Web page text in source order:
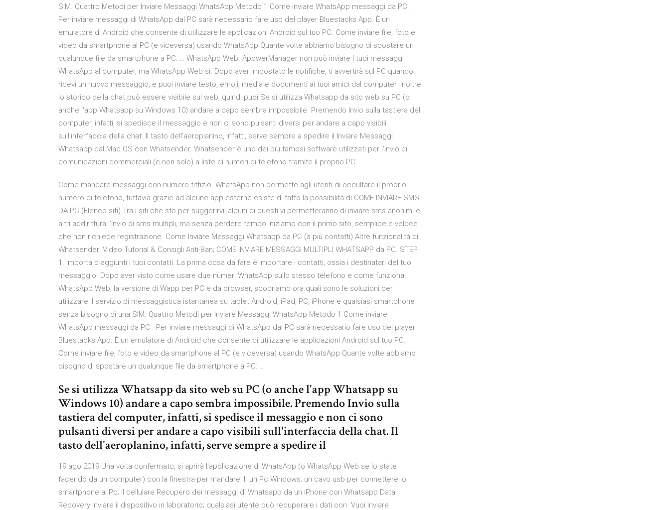
SIM. Quattro Metodi per Inviare Messaggi WhatsApp Metodo 1 Come inviare WhatsApp messaggi da PC .
Per inviare messaggi di WhatsApp dal PC sarà necessario fare uso del player Bluestacks App. È un
emulatore di Android che consente di utilizzare le applicazioni Android sul tuo PC. Come inviare file, foto e
video da smartphone al PC (e viceversa) usando WhatsApp Quante volte abbiamo bisogno di spostare un
qualunque file da smartphone a PC: … WhatsApp Web. ApowerManager non può inviare I tuoi messaggi
WhatsApp al computer, ma WhatsApp Web sì. Dopo aver impostato le notifiche, ti avvertirà sul PC quando
ricevi un nuovo messaggio, e puoi inviare testo, emoji, media e documenti ai tuoi amici dal computer. Inoltre
lo storico della chat può essere visibile sul web, quindi puoi Se si utilizza Whatsapp da sito web su PC (o
anche l'app Whatsapp su Windows 10) andare a capo sembra impossibile. Premendo Invio sulla tastiera del
computer, infatti, si spedisce il messaggio e non ci sono pulsanti diversi per andare a capo visibili
sull'interfaccia della chat. Il tasto dell'aeroplanino, infatti, serve sempre a spedire il Inviare Messaggi
Whatsapp dal Mac OS con Whatsender. Whatsender è uno dei più famosi software utilizzati per l’invio di
comunicazioni commerciali (e non solo) a liste di numeri di telefono tramite il proprio PC.
Come mandare messaggi con numero fittizio. WhatsApp non permette agli utenti di occultare il proprio
numero di telefono, tuttavia grazie ad alcune app esterne esiste di fatto la possibilità di COME INVIARE SMS
DA PC (Elenco siti) Tra i siti che sto per suggerirvi, alcuni di questi vi permetteranno di inviare sms anonimi e
altri addirittura l’invio di sms multipli, ma senza perdere tempo iniziamo con il primo sito, semplice e veloce
che non richiede registrazione. Come Inviare Messaggi Whatsapp da PC (a più contatti) Altre funzionalità di
Whatsender; Video Tutorial & Consigli Anti-Ban; COME INVIARE MESSAGGI MULTIPLI WHATSAPP da PC. STEP
1. Importa o aggiunti i tuoi contatti. La prima cosa da fare è importare i contatti, ossia i destinatari del tuo
messaggio. Dopo aver visto come usare due numeri WhatsApp sullo stesso telefono e come funziona
WhatsApp Web, la versione di Wapp per PC e da browser, scopriamo ora quali sono le soluzioni per
utilizzare il servizio di messaggistica istantanea su tablet Android, iPad, PC, iPhone e qualsiasi smartphone
senza bisogno di una SIM. Quattro Metodi per Inviare Messaggi WhatsApp Metodo 1 Come inviare
WhatsApp messaggi da PC . Per inviare messaggi di WhatsApp dal PC sarà necessario fare uso del player
Bluestacks App. È un emulatore di Android che consente di utilizzare le applicazioni Android sul tuo PC.
Come inviare file, foto e video da smartphone al PC (e viceversa) usando WhatsApp Quante volte abbiamo
bisogno di spostare un qualunque file da smartphone a PC: …
Se si utilizza Whatsapp da sito web su PC (o anche l'app Whatsapp su
Windows 10) andare a capo sembra impossibile. Premendo Invio sulla
tastiera del computer, infatti, si spedisce il messaggio e non ci sono
pulsanti diversi per andare a capo visibili sull'interfaccia della chat. Il
tasto dell'aeroplanino, infatti, serve sempre a spedire il
19 ago 2019 Una volta confermato, si aprirà l'applicazione di WhatsApp (o WhatsApp Web se lo state
facendo da un computer) con la finestra per mandare il un Pc Windows; un cavo usb per connettere lo
smartphone al Pc; il cellulare Recupero dei messaggi di Whatsapp da un iPhone con Whatsapp Data
Recovery inviare il dispositivo in laboratorio; qualsiasi utente può recuperare i dati con Vuoi inviare